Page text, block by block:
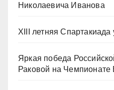
Николаевича Иванова
XIII летняя
Яркая победа
Раковой на